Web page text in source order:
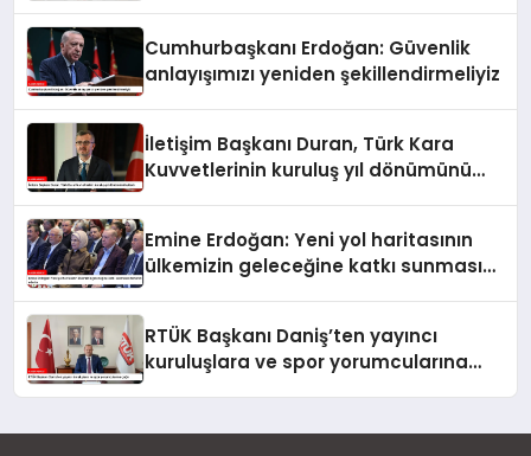
Cumhurbaşkanı Erdoğan: Güvenlik
anlayışımızı yeniden şekillendirmeliyiz
İletişim Başkanı Duran, Türk Kara
Kuvvetlerinin kuruluş yıl dönümünü
Emine Erdoğan: Yeni yol haritasının
ülkemizin geleceğine katkı sunmasını
RTÜK Başkanı Daniş’ten yayıncı
kuruluşlara ve spor yorumcularına